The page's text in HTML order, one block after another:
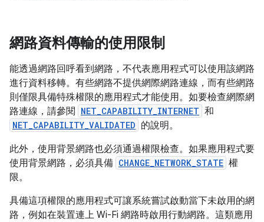
網路資料傳輸的使用限制
能透過網路回呼看到網路，不代表應用程式可以使用該網路
進行資料移轉。有些網路不提供網際網路連線，而有些網路
則僅限具備特殊權限的應用程式才能使用。如要檢查網際網
路連線，請參閱 NET_CAPABILITY_INTERNET 和
NET_CAPABILITY_VALIDATED 的說明。
此外，使用背景網路也必須通過權限檢查。如果應用程式要
使用背景網路，必須具備 CHANGE_NETWORK_STATE 權
限。
具備這項權限的應用程式可讓系統嘗試啟動當下未啟用的網
路，例如在裝置連上 Wi-Fi 網路時啟用行動網路。這類應用